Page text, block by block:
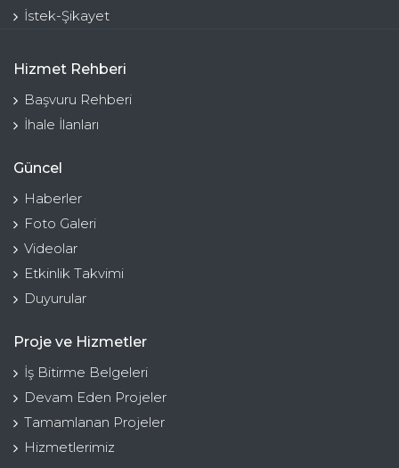
İstek-Şikayet
Hizmet Rehberi
Başvuru Rehberi
İhale İlanları
Güncel
Haberler
Foto Galeri
Videolar
Etkinlik Takvimi
Duyurular
Proje ve Hizmetler
İş Bitirme Belgeleri
Devam Eden Projeler
Tamamlanan Projeler
Hizmetlerimiz